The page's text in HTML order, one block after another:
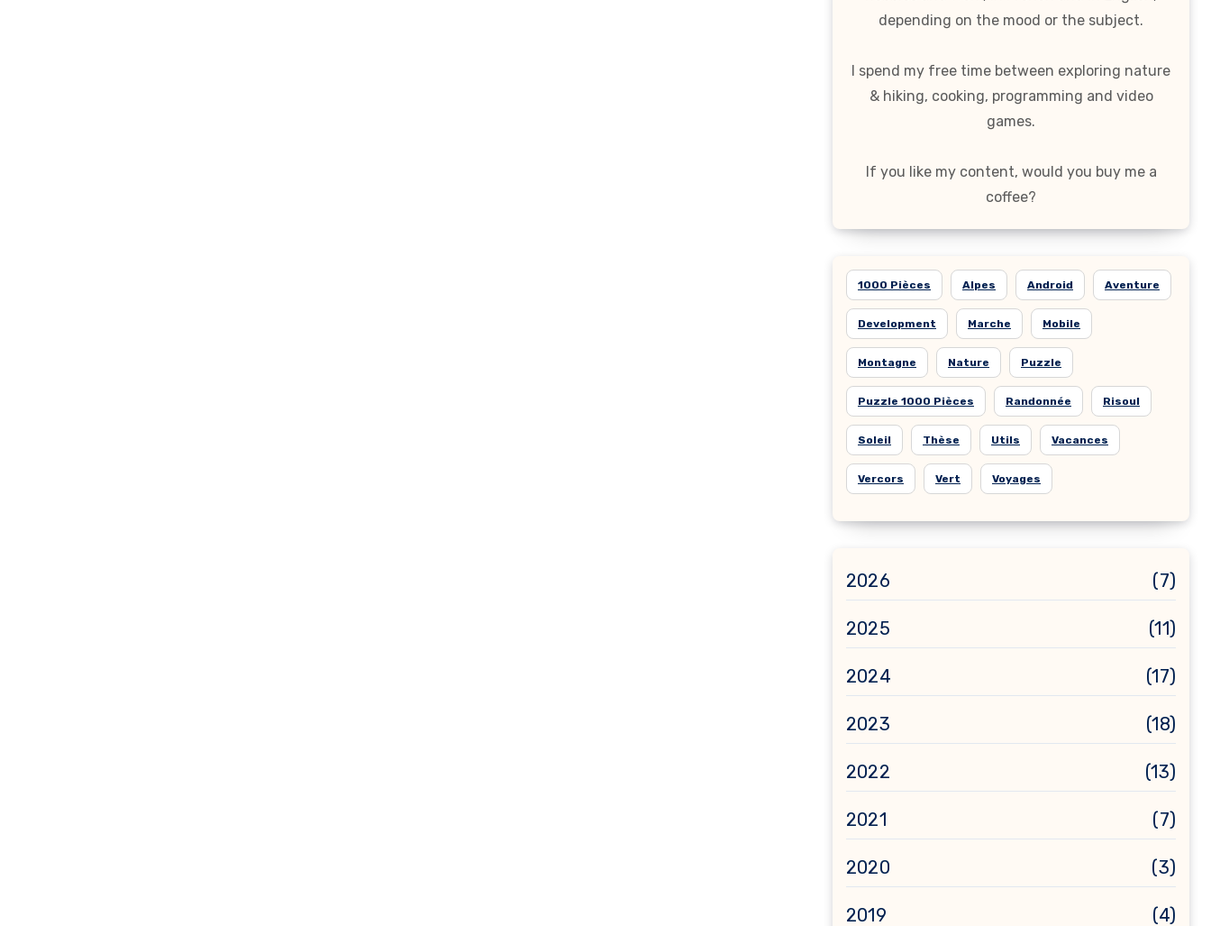
depending on the mood or the subject.
I spend my free time between exploring nature
& hiking, cooking, programming and video
games.
If you like my content, would you buy me a
coffee?
1000 Pièces Alpes Android Aventure
Development Marche Mobile
Montagne Nature Puzzle
Puzzle 1000 Pièces Randonnée Risoul
Soleil Thèse Utils Vacances
Vercors Vert Voyages
2026 (7)
2025 (11)
2024 (17)
2023 (18)
2022 (13)
2021 (7)
2020 (3)
2019 (4)